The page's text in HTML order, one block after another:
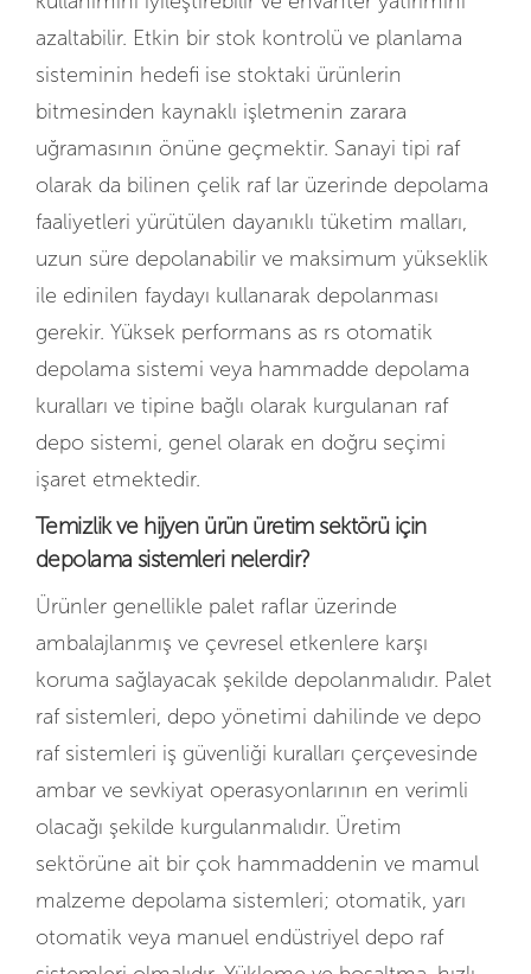
azaltabilir. Etkin bir stok kontrolü ve planlama
sisteminin hedefi ise stoktaki ürünlerin
bitmesinden kaynaklı işletmenin zarara
uğramasının önüne geçmektir. Sanayi tipi raf
olarak da bilinen çelik raf lar üzerinde depolama
faaliyetleri yürütülen dayanıklı tüketim malları,
uzun süre depolanabilir ve maksimum yükseklik
ile edinilen faydayı kullanarak depolanması
gerekir. Yüksek performans as rs otomatik
depolama sistemi veya hammadde depolama
kuralları ve tipine bağlı olarak kurgulanan raf
depo sistemi, genel olarak en doğru seçimi
işaret etmektedir.
Temizlik ve hijyen ürün üretim sektörü için
depolama sistemleri nelerdir?
Ürünler genellikle palet raflar üzerinde
ambalajlanmış ve çevresel etkenlere karşı
koruma sağlayacak şekilde depolanmalıdır. Palet
raf sistemleri, depo yönetimi dahilinde ve depo
raf sistemleri iş güvenliği kuralları çerçevesinde
ambar ve sevkiyat operasyonlarının en verimli
olacağı şekilde kurgulanmalıdır. Üretim
sektörüne ait bir çok hammaddenin ve mamul
malzeme depolama sistemleri; otomatik, yarı
otomatik veya manuel endüstriyel depo raf